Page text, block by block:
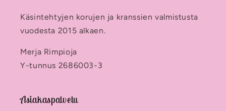
Käsintehtyjen korujen ja kranssien valmistusta
vuodesta 2015 alkaen.
Merja Rimpioja
Y-tunnus 2686003-3
Asiakaspalvelu